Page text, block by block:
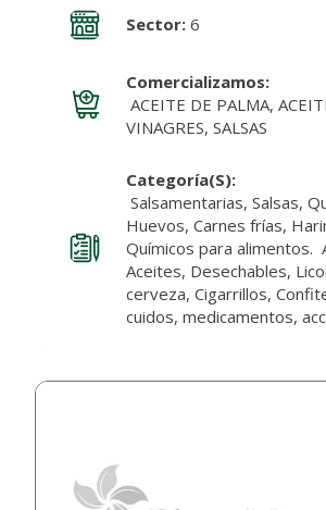
Sector:6
Comercializamos:
ACEITE DE PALMA,
VINAGRES, SALSAS
Categoría(s):
Salsamentarias, Salsas,
Huevos, Carnes frías,
Químicos para alimentos.
Aceites, Desechables,
cerveza, Cigarrillos,
cuidos, medicamentos,